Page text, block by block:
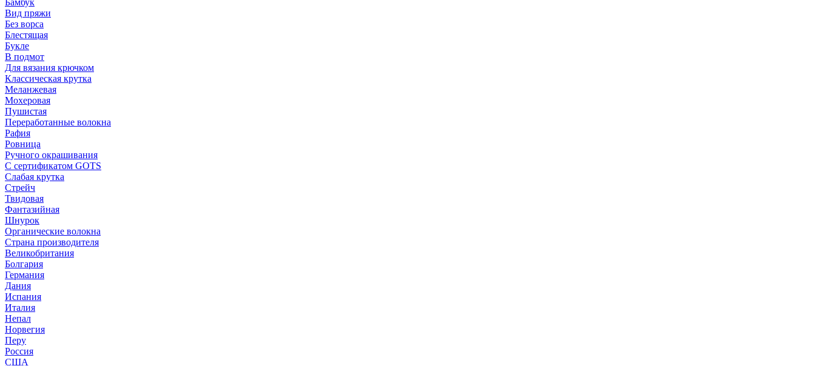
Бамбук
Вид пряжи
Без ворса
Блестящая
Букле
В подмот
Для вязания крючком
Классическая крутка
Меланжевая
Мохеровая
Пушистая
Переработанные волокна
Рафия
Ровница
Ручного окрашивания
С сертификатом GOTS
Слабая крутка
Стрейч
Твидовая
Фантазийная
Шнурок
Органические волокна
Страна производителя
Великобритания
Болгария
Германия
Дания
Испания
Италия
Непал
Норвегия
Перу
Россия
США